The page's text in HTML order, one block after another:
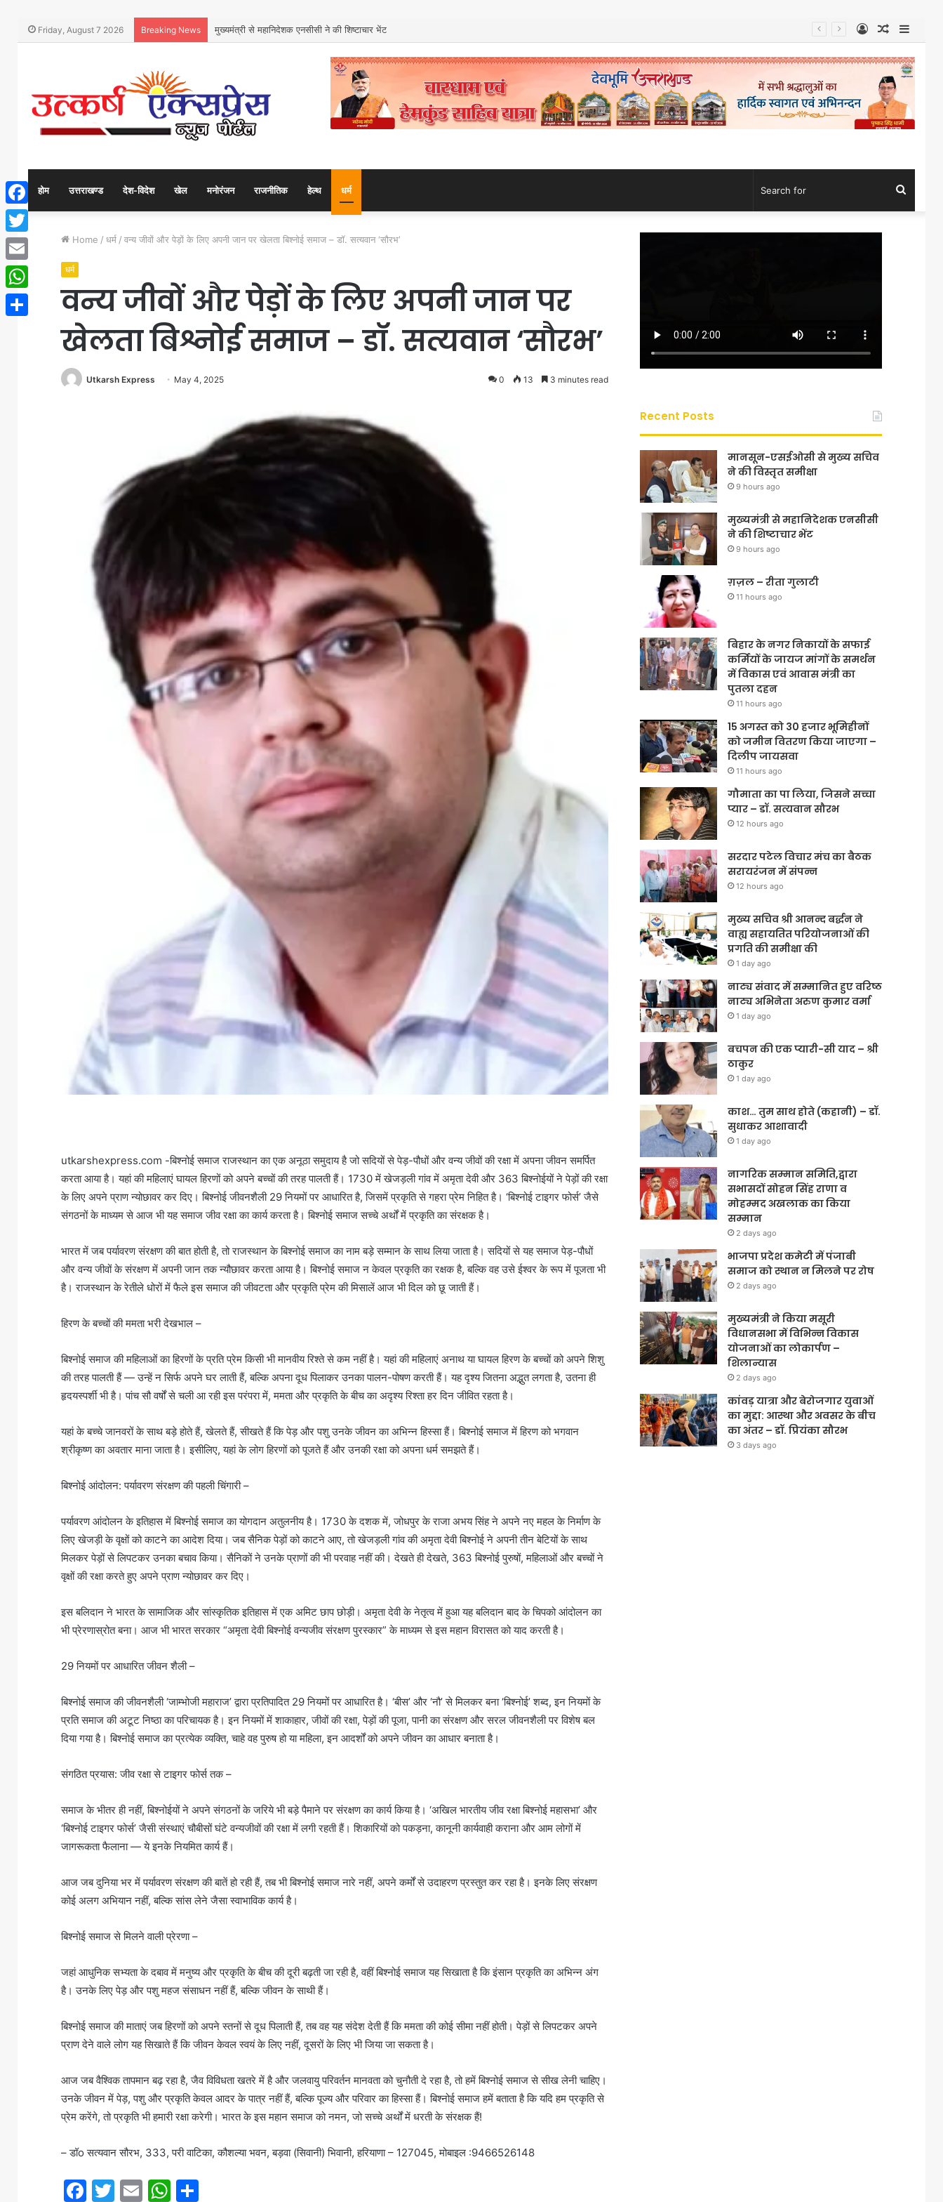
Friday, August 7 2026 Breaking News मुख्यमंत्री से महानिदेशक एनसीसी ने की शिष्टाचार भेंट
Random
Article
Log
In
होम उत्तराखण्ड देश-विदेश खेल मनोरंजन राजनीतिक हेल्थ धर्म
Home / धर्म / वन्य जीवों और पेड़ों के लिए अपनी जान पर खेलता बिश्नोई समाज – डॉ. सत्यवान ‘सौरभ’
धर्म
वन्य जीवों और पेड़ों के लिए अपनी जान पर
खेलता बिश्नोई समाज – डॉ. सत्यवान ‘सौरभ’
Utkarsh Express May 4, 2025 0 13 3 minutes read
utkarshexpress.com -बिश्नोई समाज राजस्थान का एक अनूठा समुदाय है जो सदियों से पेड़-पौधों और वन्य जीवों की रक्षा में अपना जीवन समर्पित
करता आया है। यहां की महिलाएं घायल हिरणों को अपने बच्चों की तरह पालती हैं। 1730 में खेजड़ली गांव में अमृता देवी और 363 बिश्नोईयों ने पेड़ों की रक्षा
के लिए अपने प्राण न्योछावर कर दिए। बिश्नोई जीवनशैली 29 नियमों पर आधारित है, जिसमें प्रकृति से गहरा प्रेम निहित है। ‘बिश्नोई टाइगर फोर्स’ जैसे
संगठनों के माध्यम से आज भी यह समाज जीव रक्षा का कार्य करता है। बिश्नोई समाज सच्चे अर्थों में प्रकृति का संरक्षक है।
भारत में जब पर्यावरण संरक्षण की बात होती है, तो राजस्थान के बिश्नोई समाज का नाम बड़े सम्मान के साथ लिया जाता है। सदियों से यह समाज पेड़-पौधों
और वन्य जीवों के संरक्षण में अपनी जान तक न्यौछावर करता आया है। बिश्नोई समाज न केवल प्रकृति का रक्षक है, बल्कि वह उसे ईश्वर के रूप में पूजता भी
है। राजस्थान के रेतीले धोरों में फैले इस समाज की जीवटता और प्रकृति प्रेम की मिसालें आज भी दिल को छू जाती हैं।
हिरण के बच्चों की ममता भरी देखभाल –
बिश्नोई समाज की महिलाओं का हिरणों के प्रति प्रेम किसी भी मानवीय रिश्ते से कम नहीं है। यहां की महिलाएं अनाथ या घायल हिरण के बच्चों को अपने शिशु
की तरह पालती हैं — उन्हें न सिर्फ अपने घर लाती हैं, बल्कि अपना दूध पिलाकर उनका पालन-पोषण करती हैं। यह दृश्य जितना अद्भुत लगता है, उतना ही
हृदयस्पर्शी भी है। पांच सौ वर्षों से चली आ रही इस परंपरा में, ममता और प्रकृति के बीच का अदृश्य रिश्ता हर दिन जीवित रहता है।
यहां के बच्चे जानवरों के साथ बड़े होते हैं, खेलते हैं, सीखते हैं कि पेड़ और पशु उनके जीवन का अभिन्न हिस्सा हैं। बिश्नोई समाज में हिरण को भगवान
श्रीकृष्ण का अवतार माना जाता है। इसीलिए, यहां के लोग हिरणों को पूजते हैं और उनकी रक्षा को अपना धर्म समझते हैं।
बिश्नोई आंदोलन: पर्यावरण संरक्षण की पहली चिंगारी –
पर्यावरण आंदोलन के इतिहास में बिश्नोई समाज का योगदान अतुलनीय है। 1730 के दशक में, जोधपुर के राजा अभय सिंह ने अपने नए महल के निर्माण के
लिए खेजड़ी के वृक्षों को काटने का आदेश दिया। जब सैनिक पेड़ों को काटने आए, तो खेजड़ली गांव की अमृता देवी बिश्नोई ने अपनी तीन बेटियों के साथ
मिलकर पेड़ों से लिपटकर उनका बचाव किया। सैनिकों ने उनके प्राणों की भी परवाह नहीं की। देखते ही देखते, 363 बिश्नोई पुरुषों, महिलाओं और बच्चों ने
वृक्षों की रक्षा करते हुए अपने प्राण न्योछावर कर दिए।
इस बलिदान ने भारत के सामाजिक और सांस्कृतिक इतिहास में एक अमिट छाप छोड़ी। अमृता देवी के नेतृत्व में हुआ यह बलिदान बाद के चिपको आंदोलन का
भी प्रेरणास्रोत बना। आज भी भारत सरकार “अमृता देवी बिश्नोई वन्यजीव संरक्षण पुरस्कार” के माध्यम से इस महान विरासत को याद करती है।
29 नियमों पर आधारित जीवन शैली –
बिश्नोई समाज की जीवनशैली ‘जाम्भोजी महाराज’ द्वारा प्रतिपादित 29 नियमों पर आधारित है। ‘बीस’ और ‘नौ’ से मिलकर बना ‘बिश्नोई’ शब्द, इन नियमों के
प्रति समाज की अटूट निष्ठा का परिचायक है। इन नियमों में शाकाहार, जीवों की रक्षा, पेड़ों की पूजा, पानी का संरक्षण और सरल जीवनशैली पर विशेष बल
दिया गया है। बिश्नोई समाज का प्रत्येक व्यक्ति, चाहे वह पुरुष हो या महिला, इन आदर्शों को अपने जीवन का आधार बनाता है।
संगठित प्रयास: जीव रक्षा से टाइगर फोर्स तक –
समाज के भीतर ही नहीं, बिश्नोईयों ने अपने संगठनों के जरिये भी बड़े पैमाने पर संरक्षण का कार्य किया है। ‘अखिल भारतीय जीव रक्षा बिश्नोई महासभा’ और
‘बिश्नोई टाइगर फोर्स’ जैसी संस्थाएं चौबीसों घंटे वन्यजीवों की रक्षा में लगी रहती हैं। शिकारियों को पकड़ना, कानूनी कार्यवाही कराना और आम लोगों में
जागरूकता फैलाना — ये इनके नियमित कार्य हैं।
आज जब दुनिया भर में पर्यावरण संरक्षण की बातें हो रही हैं, तब भी बिश्नोई समाज नारे नहीं, अपने कर्मों से उदाहरण प्रस्तुत कर रहा है। इनके लिए संरक्षण
कोई अलग अभियान नहीं, बल्कि सांस लेने जैसा स्वाभाविक कार्य है।
बिश्नोई समाज से मिलने वाली प्रेरणा –
जहां आधुनिक सभ्यता के दबाव में मनुष्य और प्रकृति के बीच की दूरी बढ़ती जा रही है, वहीं बिश्नोई समाज यह सिखाता है कि इंसान प्रकृति का अभिन्न अंग
है। उनके लिए पेड़ और पशु महज संसाधन नहीं हैं, बल्कि जीवन के साथी हैं।
बिश्नोई समाज की माताएं जब हिरणों को अपने स्तनों से दूध पिलाती हैं, तब वह यह संदेश देती हैं कि ममता की कोई सीमा नहीं होती। पेड़ों से लिपटकर अपने
प्राण देने वाले लोग यह सिखाते हैं कि जीवन केवल स्वयं के लिए नहीं, दूसरों के लिए भी जिया जा सकता है।
आज जब वैश्विक तापमान बढ़ रहा है, जैव विविधता खतरे में है और जलवायु परिवर्तन मानवता को चुनौती दे रहा है, तो हमें बिश्नोई समाज से सीख लेनी चाहिए।
उनके जीवन में पेड़, पशु और प्रकृति केवल आदर के पात्र नहीं हैं, बल्कि पूज्य और परिवार का हिस्सा हैं। बिश्नोई समाज हमें बताता है कि यदि हम प्रकृति से
प्रेम करेंगे, तो प्रकृति भी हमारी रक्षा करेगी। भारत के इस महान समाज को नमन, जो सच्चे अर्थों में धरती के संरक्षक हैं!
– डॉo सत्यवान सौरभ, 333, परी वाटिका, कौशल्या भवन, बड़वा (सिवानी) भिवानी, हरियाणा – 127045, मोबाइल :9466526148
F
T
E
W
Recent Posts
मानसून-एसईओसी से मुख्य सचिव
ने की विस्तृत समीक्षा
9 hours ago
मुख्यमंत्री से महानिदेशक एनसीसी
ने की शिष्टाचार भेंट
9 hours ago
ग़ज़ल – रीता गुलाटी
11 hours ago
बिहार के नगर निकायों के सफाई
कर्मियों के जायज मांगों के समर्थन
में विकास एवं आवास मंत्री का
पुतला दहन
11 hours ago
15 अगस्त को 30 हजार भूमिहीनों
को जमीन वितरण किया जाएगा –
दिलीप जायसवा
11 hours ago
गौमाता का पा लिया, जिसने सच्चा
प्यार – डॉ. सत्यवान सौरभ
12 hours ago
सरदार पटेल विचार मंच का बैठक
सरायरंजन में संपन्न
12 hours ago
मुख्य सचिव श्री आनन्द बर्द्धन ने
वाह्य सहायतित परियोजनाओं की
प्रगति की समीक्षा की
1 day ago
नाट्य संवाद में सम्मानित हुए वरिष्ठ
नाट्य अभिनेता अरुण कुमार वर्मा
1 day ago
बचपन की एक प्यारी-सी याद – श्री
ठाकुर
1 day ago
काश… तुम साथ होते (कहानी) – डॉ.
सुधाकर आशावादी
1 day ago
नागरिक सम्मान समिति,द्वारा
सभासदों सोहन सिंह राणा व
मोहम्मद अखलाक का किया
सम्मान
2 days ago
भाजपा प्रदेश कमेटी में पंजाबी
समाज को स्थान न मिलने पर रोष
2 days ago
मुख्यमंत्री ने किया मसूरी
विधानसभा में विभिन्न विकास
योजनाओं का लोकार्पण –
शिलान्यास
2 days ago
कांवड़ यात्रा और बेरोजगार युवाओं
का मुद्दा: आस्था और अवसर के बीच
का अंतर – डॉ. प्रियंका सौरभ
3 days ago
Facebook
Twitter
Email
WhatsApp